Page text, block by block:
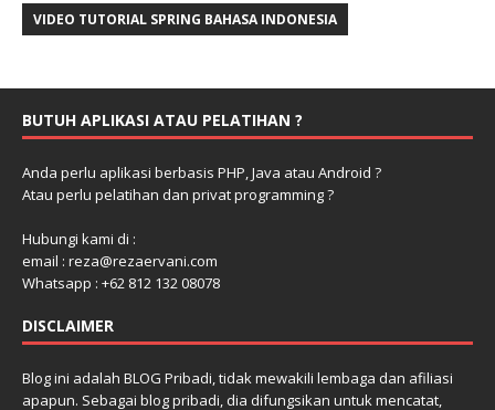
VIDEO TUTORIAL SPRING BAHASA INDONESIA
BUTUH APLIKASI ATAU PELATIHAN ?
Anda perlu aplikasi berbasis PHP, Java atau Android ?
Atau perlu pelatihan dan privat programming ?
Hubungi kami di :
email : reza@rezaervani.com
Whatsapp : +62 812 132 08078
DISCLAIMER
Blog ini adalah BLOG Pribadi, tidak mewakili lembaga dan afiliasi
apapun. Sebagai blog pribadi, dia difungsikan untuk mencatat,